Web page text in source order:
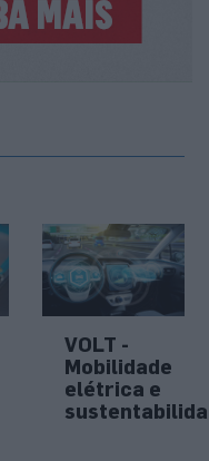
VOLT -
Mobilidade
elétrica e